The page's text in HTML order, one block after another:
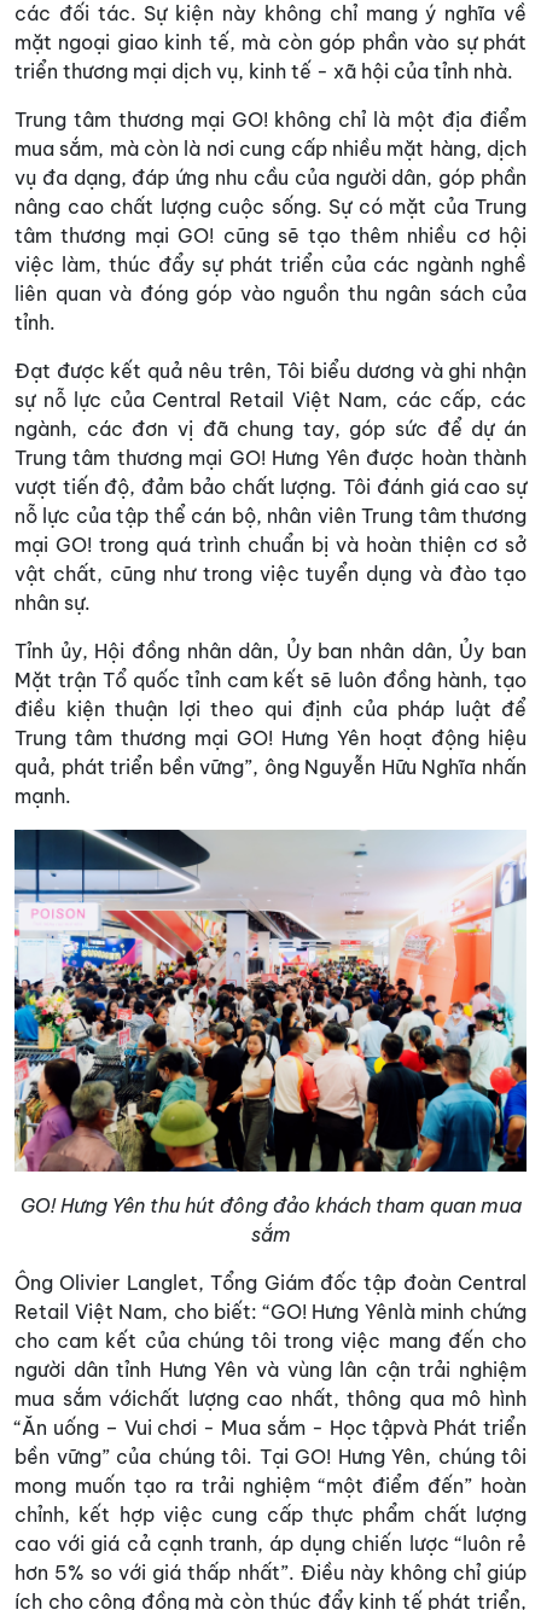
các đối tác. Sự kiện này không chỉ mang ý nghĩa về
mặt ngoại giao kinh tế, mà còn góp phần vào sự phát
triển thương mại dịch vụ, kinh tế - xã hội của tỉnh nhà.
Trung tâm thương mại GO! không chỉ là một địa điểm
mua sắm, mà còn là nơi cung cấp nhiều mặt hàng, dịch
vụ đa dạng, đáp ứng nhu cầu của người dân, góp phần
nâng cao chất lượng cuộc sống. Sự có mặt của Trung
tâm thương mại GO! cũng sẽ tạo thêm nhiều cơ hội
việc làm, thúc đẩy sự phát triển của các ngành nghề
liên quan và đóng góp vào nguồn thu ngân sách của
tỉnh.
Đạt được kết quả nêu trên, Tôi biểu dương và ghi nhận
sự nỗ lực của Central Retail Việt Nam, các cấp, các
ngành, các đơn vị đã chung tay, góp sức để dự án
Trung tâm thương mại GO! Hưng Yên được hoàn thành
vượt tiến độ, đảm bảo chất lượng. Tôi đánh giá cao sự
nỗ lực của tập thể cán bộ, nhân viên Trung tâm thương
mại GO! trong quá trình chuẩn bị và hoàn thiện cơ sở
vật chất, cũng như trong việc tuyển dụng và đào tạo
nhân sự.
Tỉnh ủy, Hội đồng nhân dân, Ủy ban nhân dân, Ủy ban
Mặt trận Tổ quốc tỉnh cam kết sẽ luôn đồng hành, tạo
điều kiện thuận lợi theo qui định của pháp luật để
Trung tâm thương mại GO! Hưng Yên hoạt động hiệu
quả, phát triển bền vững”, ông Nguyễn Hữu Nghĩa nhấn
mạnh.
GO! Hưng Yên thu hút đông đảo khách tham quan mua
sắm
Ông Olivier Langlet, Tổng Giám đốc tập đoàn Central
Retail Việt Nam, cho biết: “GO! Hưng Yênlà minh chứng
cho cam kết của chúng tôi trong việc mang đến cho
người dân tỉnh Hưng Yên và vùng lân cận trải nghiệm
mua sắm vớichất lượng cao nhất, thông qua mô hình
“Ăn uống – Vui chơi - Mua sắm - Học tậpvà Phát triển
bền vững” của chúng tôi. Tại GO! Hưng Yên, chúng tôi
mong muốn tạo ra trải nghiệm “một điểm đến” hoàn
chỉnh, kết hợp việc cung cấp thực phẩm chất lượng
cao với giá cả cạnh tranh, áp dụng chiến lược “luôn rẻ
hơn 5% so với giá thấp nhất”. Điều này không chỉ giúp
ích cho cộng đồng mà còn thúc đẩy kinh tế phát triển,